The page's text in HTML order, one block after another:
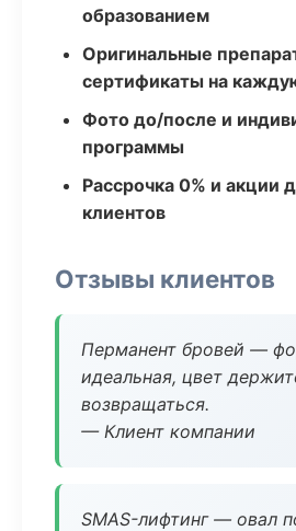
образованием
Оригинальные
сертификаты на
Фото до/после и
программы
Рассрочка 0% и акции
клиентов
Отзывы клиентов
Перманент бровей —
идеальная, цвет
возвращаться.
— Клиент компании
SMAS-лифтинг — овал